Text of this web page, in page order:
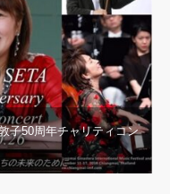
子50周年チャリティコン